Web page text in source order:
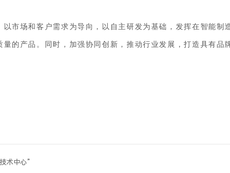
市场和客户需求为导向，以自主研发为基础，发挥在智能制
的产品。同时，加强协同创新，推动行业发展，打造具有品
术中心”